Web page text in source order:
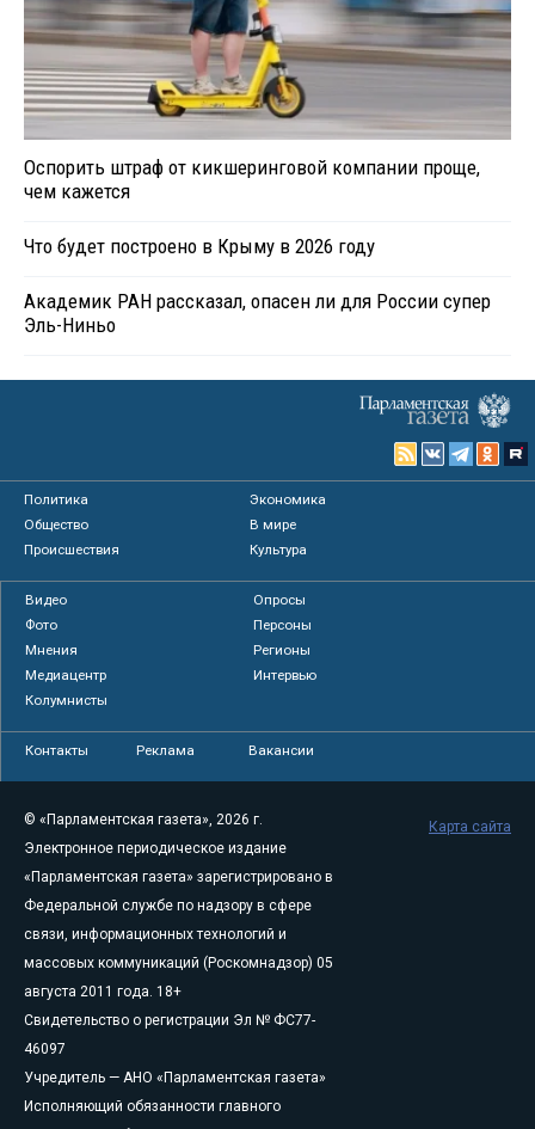
Оспорить штраф от кикшеринговой компании проще,
чем кажется
Что будет построено в Крыму в 2026 году
Академик РАН рассказал, опасен ли для России супер
Эль-Ниньо
Политика
Экономика
Общество
В мире
Происшествия
Культура
Видео
Опросы
Фото
Персоны
Мнения
Регионы
Медиацентр
Интервью
Колумнисты
Контакты Реклама Вакансии
© «Парламентская газета», 2026 г.
Электронное периодическое издание
«Парламентская газета» зарегистрировано в
Федеральной службе по надзору в сфере
связи, информационных технологий и
массовых коммуникаций (Роскомнадзор) 05
августа 2011 года. 18+
Свидетельство о регистрации Эл № ФС77-
46097
Учредитель — АНО «Парламентская газета»
Исполняющий обязанности главного
Карта сайта